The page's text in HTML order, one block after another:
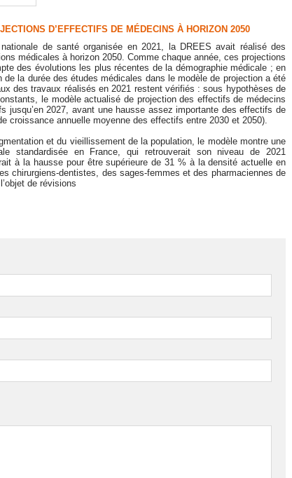
D’EFFECTIFS DE MÉDECINS À HORIZON 2050
de santé organisée en 2021, la DREES avait réalisé des
médicales à horizon 2050. Comme chaque année, ces projections
des évolutions les plus récentes de la démographie médicale ; en
la durée des études médicales dans le modèle de projection a été
des travaux réalisés en 2021 restent vérifiés : sous hypothèses de
le modèle actualisé de projection des effectifs de médecins
jusqu’en 2027, avant une hausse assez importante des effectifs de
croissance annuelle moyenne des effectifs entre 2030 et 2050).
et du vieillissement de la population, le modèle montre une
standardisée en France, qui retrouverait son niveau de 2021
à la hausse pour être supérieure de 31 % à la densité actuelle en
chirurgiens-dentistes, des sages-femmes et des pharmaciennes de
de révisions